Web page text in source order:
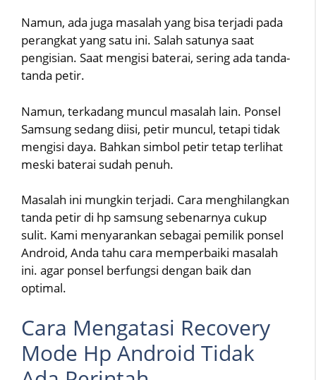
Namun, ada juga masalah yang bisa terjadi pada
perangkat yang satu ini. Salah satunya saat
pengisian. Saat mengisi baterai, sering ada tanda-
tanda petir.
Namun, terkadang muncul masalah lain. Ponsel
Samsung sedang diisi, petir muncul, tetapi tidak
mengisi daya. Bahkan simbol petir tetap terlihat
meski baterai sudah penuh.
Masalah ini mungkin terjadi. Cara menghilangkan
tanda petir di hp samsung sebenarnya cukup
sulit. Kami menyarankan sebagai pemilik ponsel
Android, Anda tahu cara memperbaiki masalah
ini. agar ponsel berfungsi dengan baik dan
optimal.
Cara Mengatasi Recovery
Mode Hp Android Tidak